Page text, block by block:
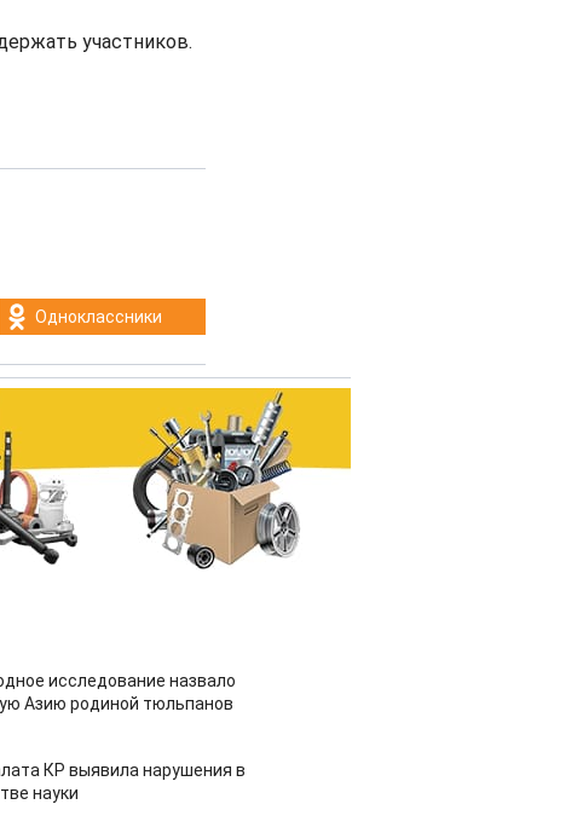
участников.
Одноклассники
исследование назвало
Азию родиной тюльпанов
КР выявила нарушения в
науки